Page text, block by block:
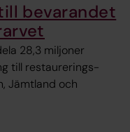
bevarandet
28,3 miljoner
till restaurerings-
Jämtland och